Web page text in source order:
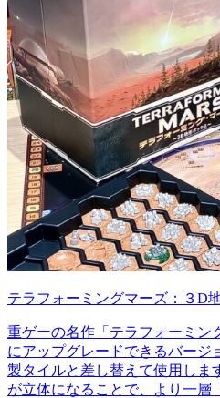
テラフォーミングマーズ：３D
重ゲーの名作「テラフォーミン
にアップグレードできるバージ
製タイルと差し替えて使用しま
が立体になることで、より一層